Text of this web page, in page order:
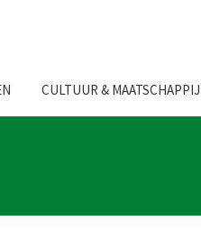
CULTUUR & MAATSCHAPPIJ